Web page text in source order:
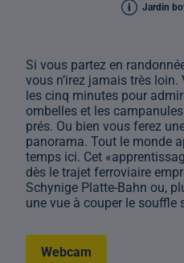
Jardin
Si vous partez en
vous n’irez jamais très
les cinq minutes pour
ombelles et les
prés. Ou bien vous ferez
panorama. Tout le monde
temps ici. Cet
dès le trajet ferroviaire
Schynige Platte-Bahn ou,
une vue à couper le souffle
Webcam